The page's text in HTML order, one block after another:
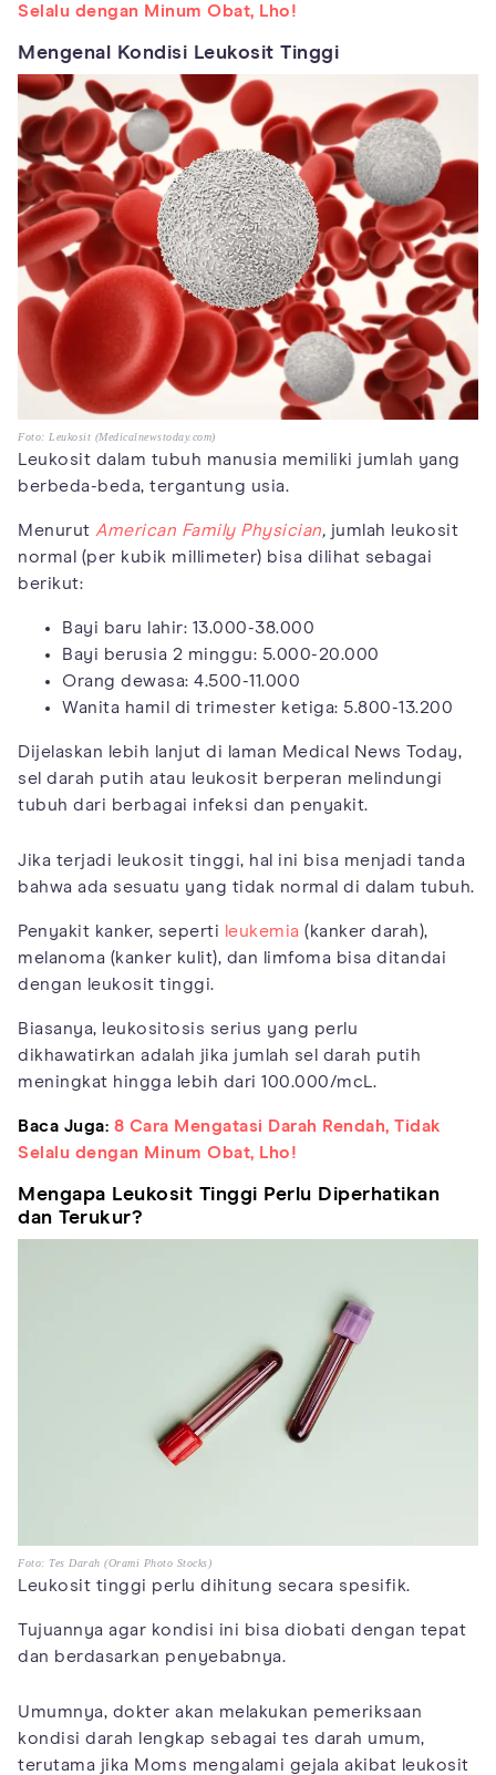
Selalu dengan Minum Obat, Lho!
Mengenal Kondisi Leukosit Tinggi
Foto: Leukosit (Medicalnewstoday.com)
Leukosit dalam tubuh manusia memiliki jumlah yang
berbeda-beda, tergantung usia.
Menurut American Family Physician, jumlah leukosit
normal (per kubik millimeter) bisa dilihat sebagai
berikut:
Bayi baru lahir: 13.000-38.000
Bayi berusia 2 minggu: 5.000-20.000
Orang dewasa: 4.500-11.000
Wanita hamil di trimester ketiga: 5.800-13.200
Dijelaskan lebih lanjut di laman Medical News Today,
sel darah putih atau leukosit berperan melindungi
tubuh dari berbagai infeksi dan penyakit.
Jika terjadi leukosit tinggi, hal ini bisa menjadi tanda
bahwa ada sesuatu yang tidak normal di dalam tubuh.
Penyakit kanker, seperti leukemia (kanker darah),
melanoma (kanker kulit), dan limfoma bisa ditandai
dengan leukosit tinggi.
Biasanya, leukositosis serius yang perlu
dikhawatirkan adalah jika jumlah sel darah putih
meningkat hingga lebih dari 100.000/mcL.
Baca Juga: 8 Cara Mengatasi Darah Rendah, Tidak
Selalu dengan Minum Obat, Lho!
Mengapa Leukosit Tinggi Perlu Diperhatikan
dan Terukur?
Foto: Tes Darah (Orami Photo Stocks)
Leukosit tinggi perlu dihitung secara spesifik.
Tujuannya agar kondisi ini bisa diobati dengan tepat
dan berdasarkan penyebabnya.
Umumnya, dokter akan melakukan pemeriksaan
kondisi darah lengkap sebagai tes darah umum,
terutama jika Moms mengalami gejala akibat leukosit